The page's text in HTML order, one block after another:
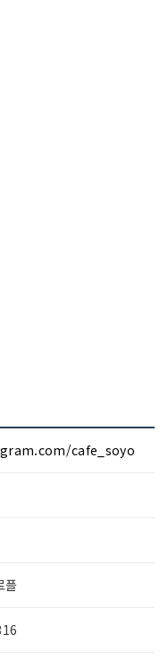
cafe_soyo
플